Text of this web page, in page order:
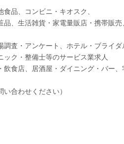
品、コンビニ・キオスク、
、生活雑貨・家電量販店・携帯販
査・アンケート、ホテル・ブライ
ク・整備士等のサービス業求人
食店、居酒屋・ダイニング・バー
合わせください）